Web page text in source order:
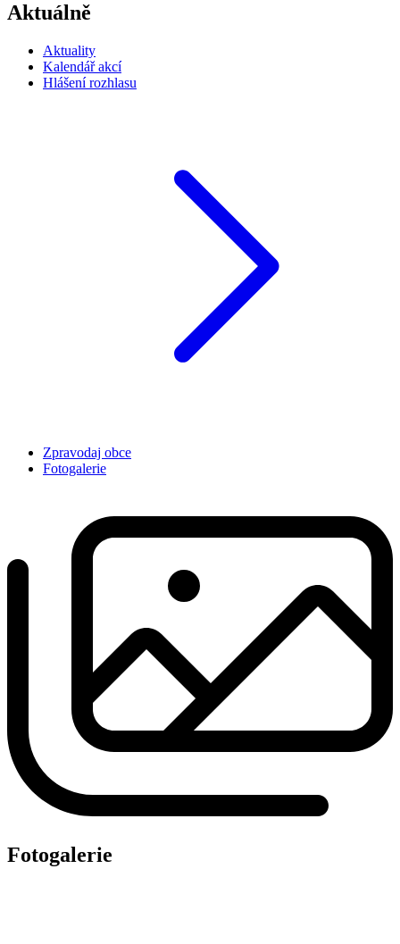
Aktuálně
Aktuality
Kalendář akcí
Hlášení rozhlasu
Zpravodaj obce
Fotogalerie
Fotogalerie